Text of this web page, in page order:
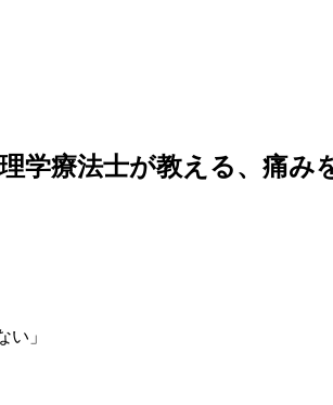
学療法士が教える、痛み
い」